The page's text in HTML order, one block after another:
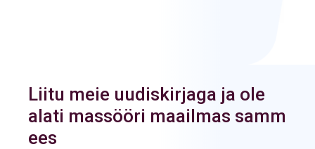
Liitu meie uudiskirjaga ja ole
alati massööri maailmas samm
ees